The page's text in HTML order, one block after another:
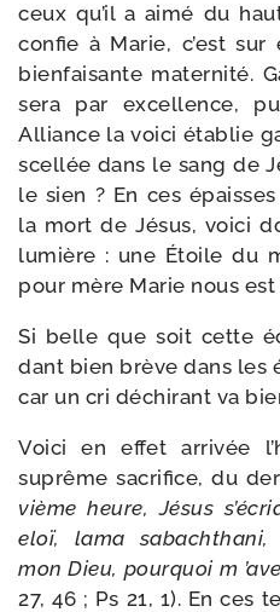
ceux qu’il a aimé du
confie à Marie, c’est
bien­fai­sante mater­ni­té.
sera par excel­lence,
Alliance la voi­ci éta­blie
scel­lée dans le sang de
le sien ? En ces
la mort de Jésus, voi­ci
lumière : une Étoile du
pour mère Marie nous est
Si belle que soit cette
dant bien brève dans les
car un cri déchi­rant va
Voici en effet arri­vée
suprême sacri­fice, du
vième heure, Jésus
eloï, lama sabach­tha­ni,
mon Dieu, pour­quoi m
27, 46 ; Ps 21, 1). En ces